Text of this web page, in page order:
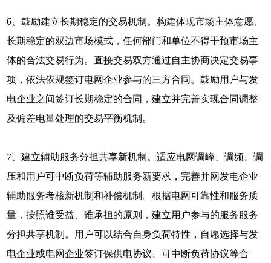
6、鼓励建立长期稳定的交易机制。构建体现市场主体意愿、
长期稳定的双边市场模式，任何部门和单位不得干预市场主
体的合法交易行为。直接交易双方通过自主协商决定交易事
项，依法依规签订电网企业参与的三方合同。鼓励用户与发
电企业之间签订长期稳定的合同，建立并完善实现合同调整
及偏差电量处理的交易平衡机制。
7、建立辅助服务分担共享新机制。适应电网调峰、调频、调
压和用户可中断负荷等辅助服务新要求，完善并网发电企业
辅助服务考核新机制和补偿机制。根据电网可靠性和服务质
量，按照谁受益、谁承担的原则，建立用户参与的服务服务
分担共享机制。用户可以结合自身负荷特性，自愿选择与发
电企业或电网企业签订保供电协议、可中断负荷协议等合